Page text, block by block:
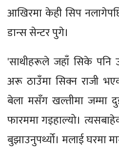
आखिरमा केही सिप
डान्स सेन्टर पुगे।
'साथीहरूले जहाँ सिके
अरू ठाउँमा सिक्न राजी
बेला मसँग खल्तीमा जम्मा
फारममा गइहाल्यो।
बुझाउनुपर्थ्यो। मलाई घरमा